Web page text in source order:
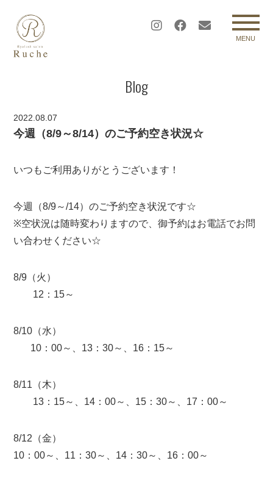
MENU
Blog
2022.08.07
今週（8/9～8/14）のご予約空き状況☆
いつもご利用ありがとうございます！
今週（8/9～/14）のご予約空き状況です☆
※空状況は随時変わりますので、御予約はお電話でお問
い合わせください☆
8/9（火）
12：15～
8/10（水）
10：00～、13：30～、16：15～
8/11（木）
13：15～、14：00～、15：30～、17：00～
8/12（金）
10：00～、11：30～、14：30～、16：00～